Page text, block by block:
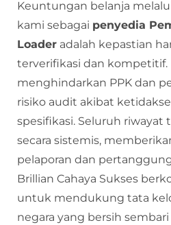
Keuntungan belanja
kami sebagai penyedia
Loader adalah kepastian
terverifikasi dan kompetitif.
menghindarkan PPK dan
risiko audit akibat
spesifikasi. Seluruh riwayat
secara sistemis,
pelaporan dan
Brillian Cahaya Sukses
untuk mendukung tata
negara yang bersih